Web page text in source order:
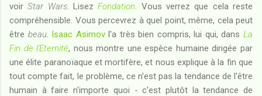
voirStar Wars. LisezFondation . Vous verrez que cela reste
compréhensible. Vous percevrez à quel point, même, cela peut
être beau. Isaac Asimovl'a très bien compris, lui qui, dansLa
Fin de l'Eternité, nous montre une espèce humaine dirigée par
une élite paranoïaque et mortifère, et nous explique à la fin que
tout compte fait, le problème, ce n'est pas la tendance de l'être
humain à faire n'importe quoi - c'est plutôt la tendance de